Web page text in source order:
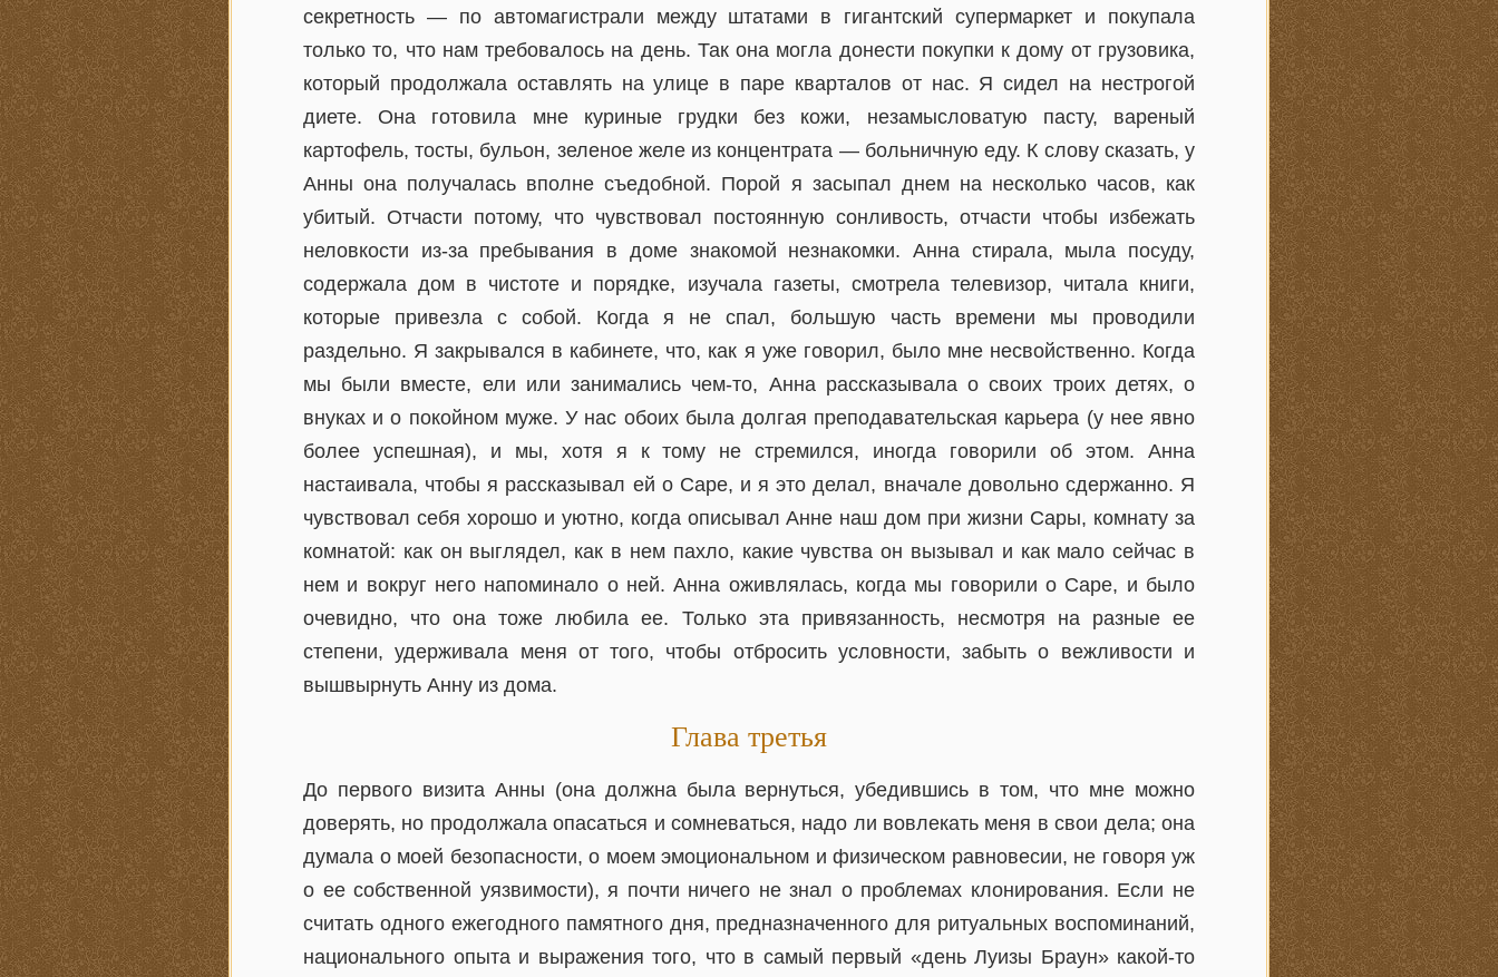
секретность — по автомагистрали между штатами в гигантский супермаркет и покупала
только то, что нам требовалось на день. Так она могла донести покупки к дому от грузовика,
который продолжала оставлять на улице в паре кварталов от нас. Я сидел на нестрогой
диете. Она готовила мне куриные грудки без кожи, незамысловатую пасту, вареный
картофель, тосты, бульон, зеленое желе из концентрата — больничную еду. К слову сказать, у
Анны она получалась вполне съедобной. Порой я засыпал днем на несколько часов, как
убитый. Отчасти потому, что чувствовал постоянную сонливость, отчасти чтобы избежать
неловкости из-за пребывания в доме знакомой незнакомки. Анна стирала, мыла посуду,
содержала дом в чистоте и порядке, изучала газеты, смотрела телевизор, читала книги,
которые привезла с собой. Когда я не спал, большую часть времени мы проводили
раздельно. Я закрывался в кабинете, что, как я уже говорил, было мне несвойственно. Когда
мы были вместе, ели или занимались чем-то, Анна рассказывала о своих троих детях, о
внуках и о покойном муже. У нас обоих была долгая преподавательская карьера (у нее явно
более успешная), и мы, хотя я к тому не стремился, иногда говорили об этом. Анна
настаивала, чтобы я рассказывал ей о Саре, и я это делал, вначале довольно сдержанно. Я
чувствовал себя хорошо и уютно, когда описывал Анне наш дом при жизни Сары, комнату за
комнатой: как он выглядел, как в нем пахло, какие чувства он вызывал и как мало сейчас в
нем и вокруг него напоминало о ней. Анна оживлялась, когда мы говорили о Саре, и было
очевидно, что она тоже любила ее. Только эта привязанность, несмотря на разные ее
степени, удерживала меня от того, чтобы отбросить условности, забыть о вежливости и
вышвырнуть Анну из дома.
Глава третья
До первого визита Анны (она должна была вернуться, убедившись в том, что мне можно
доверять, но продолжала опасаться и сомневаться, надо ли вовлекать меня в свои дела; она
думала о моей безопасности, о моем эмоциональном и физическом равновесии, не говоря уж
о ее собственной уязвимости), я почти ничего не знал о проблемах клонирования. Если не
считать одного ежегодного памятного дня, предназначенного для ритуальных воспоминаний,
национального опыта и выражения того, что в самый первый «день Луизы Браун» какой-то